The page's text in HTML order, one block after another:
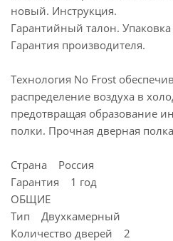
новый. Инструкция.
Гарантийный талон. Упаковка
Гарантия производителя.
Технология No Frost
распределение воздуха в
предотвращая образование
полки. Прочная дверная
Страна Россия
Гарантия 1 год
ОБЩИЕ
Тип Двухкамерный
Количество дверей 2